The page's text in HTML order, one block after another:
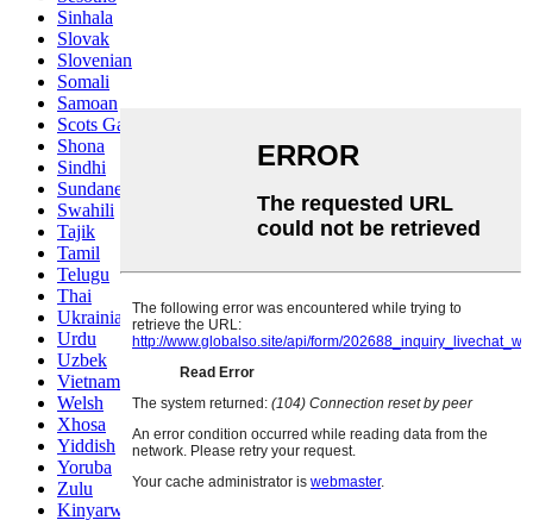
Sinhala
Slovak
Slovenian
Somali
Samoan
Scots Gaelic
Shona
Sindhi
Sundanese
Swahili
Tajik
Tamil
Telugu
Thai
Ukrainian
Urdu
Uzbek
Vietnamese
Welsh
Xhosa
Yiddish
Yoruba
Zulu
Kinyarwanda